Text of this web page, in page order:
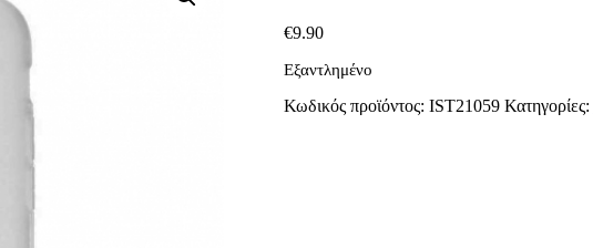
€9.90
Εξαντλημένο
Κωδικός προϊόντος: IST21059 Κατηγορίες: